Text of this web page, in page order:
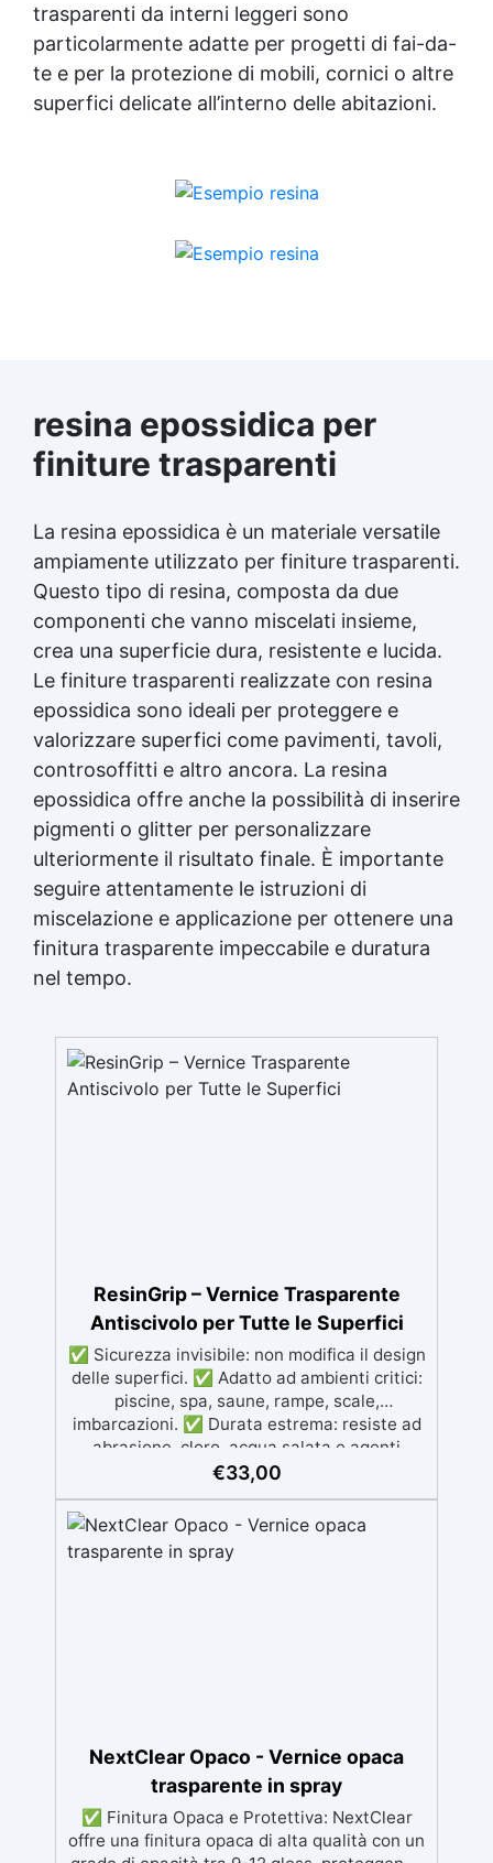
trasparenti da interni leggeri sono
particolarmente adatte per progetti di fai-da-
te e per la protezione di mobili, cornici o altre
superfici delicate all’interno delle abitazioni.
resina epossidica per
finiture trasparenti
La resina epossidica è un materiale versatile
ampiamente utilizzato per finiture trasparenti.
Questo tipo di resina, composta da due
componenti che vanno miscelati insieme,
crea una superficie dura, resistente e lucida.
Le finiture trasparenti realizzate con resina
epossidica sono ideali per proteggere e
valorizzare superfici come pavimenti, tavoli,
controsoffitti e altro ancora. La resina
epossidica offre anche la possibilità di inserire
pigmenti o glitter per personalizzare
ulteriormente il risultato finale. È importante
seguire attentamente le istruzioni di
miscelazione e applicazione per ottenere una
finitura trasparente impeccabile e duratura
nel tempo.
ResinGrip – Vernice Trasparente
Antiscivolo per Tutte le Superfici
✅ Sicurezza invisibile: non modifica il design
delle superfici. ✅ Adatto ad ambienti critici:
piscine, spa, saune, rampe, scale,
imbarcazioni. ✅ Durata estrema: resiste ad
abrasione, cloro, acqua salata e agenti
atmosferici. Con una vita media di oltre 10
componenti pronto all’uso, rispara nche
piccole crepe e difetti ✅ Soluzione
professionale e certificata con Dichiarazione
€33,00
NextClear Opaco - Vernice opaca
trasparente in spray
✅ Finitura Opaca e Protettiva: NextClear
offre una finitura opaca di alta qualità con un